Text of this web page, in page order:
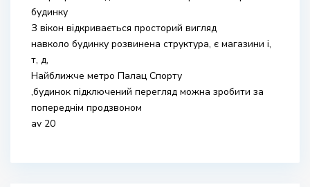
будинку
З вікон відкривається просторий вигляд
навколо будинку розвинена структура, є магазини і,
т, д,
Найближче метро Палац Спорту
,будинок підключений перегляд можна зробити за
попереднім продзвоном
av 20